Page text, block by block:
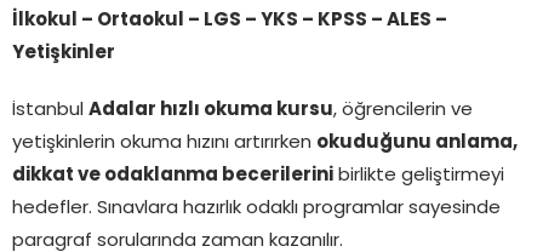
İlkokul – Ortaokul – LGS – YKS – KPSS – ALES –
Yetişkinler
İstanbul Adalar hızlı okuma kursu , öğrencilerin ve
yetişkinlerin okuma hızını artırırken okuduğunu anlama,
dikkat ve odaklanma becerilerini
birlikte geliştirmeyi
hedefler. Sınavlara hazırlık odaklı programlar sayesinde
paragraf sorularında zaman kazanılır.